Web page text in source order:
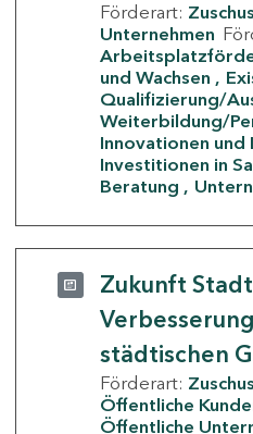
Förderart:
Unternehmen
und Wachsen
Qualifizierung/
Weiterbildung/
Innovationen
Investitionen in
Beratung
Zukunft
städtischen
Förderart:
Öffentliche
Öffentliche